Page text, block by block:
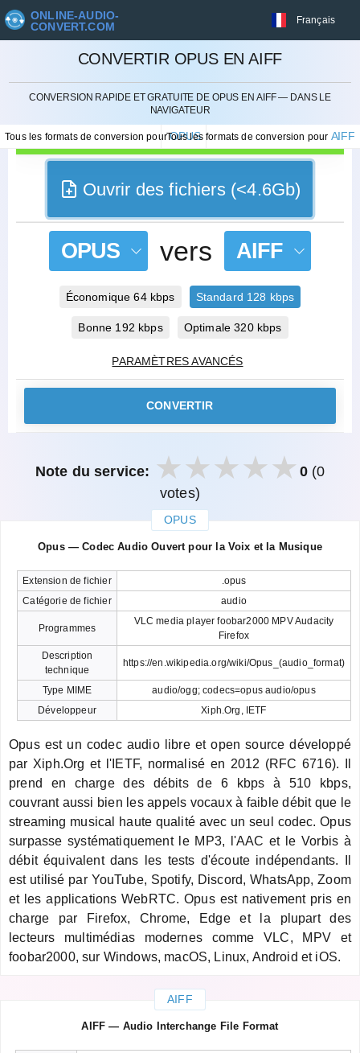
ONLINE-AUDIO-
CONVERT.COM
Français
CONVERTIR OPUS EN AIFF
CONVERSION RAPIDE ET GRATUITE DE OPUS EN AIFF — DANS LE
NAVIGATEUR
Tous les formats de conversion pourOPUS
Tous les formats de conversion pour AIFF
Ouvrir des fichiers (<4.6Gb)
OPUS vers AIFF
Économique 64 kbps Standard 128 kbps
Bonne 192 kbps Optimale 320 kbps
PARAMÈTRES AVANCÉS
CONVERTIR
Note du service: 0(0
votes)
OPUS
Opus — Codec Audio Ouvert pour la Voix et la Musique
Extension de fichier
.opus
Catégorie de fichier
audio
Programmes
VLC media player foobar2000 MPV Audacity
Firefox
Description
technique
https://en.wikipedia.org/wiki/Opus_(audio_format)
Type MIME
audio/ogg; codecs=opus audio/opus
Développeur
Xiph.Org, IETF
Opus est un codec audio libre et open source développé
par Xiph.Org et l'IETF, normalisé en 2012 (RFC 6716). Il
prend en charge des débits de 6 kbps à 510 kbps,
couvrant aussi bien les appels vocaux à faible débit que le
streaming musical haute qualité avec un seul codec. Opus
surpasse systématiquement le MP3, l'AAC et le Vorbis à
débit équivalent dans les tests d'écoute indépendants. Il
est utilisé par YouTube, Spotify, Discord, WhatsApp, Zoom
et les applications WebRTC. Opus est nativement pris en
charge par Firefox, Chrome, Edge et la plupart des
lecteurs multimédias modernes comme VLC, MPV et
foobar2000, sur Windows, macOS, Linux, Android et iOS.
AIFF
AIFF — Audio Interchange File Format